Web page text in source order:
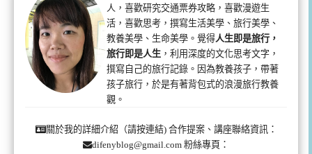
人，喜歡研究交通票券攻略，喜歡漫遊生
活，喜歡思考，撰寫生活美學、旅行美學、
教養美學、生命美學。覺得人生即是旅行，
旅行即是人生 ，利用深度的文化思考文字，
撰寫自己的旅行記錄。因為教養孩子，帶著
孩子旅行，於是有著背包式的浪漫旅行教養
觀。
關於我的詳細介紹（請按連結)合作提案、講座聯絡資訊：
difenyblog@gmail.com 粉絲專頁：